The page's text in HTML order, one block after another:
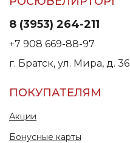
8 (3953) 264-211
+7 908 669-88-97
г. Братск, ул. Мира, д. 36
ПОКУПАТЕЛЯМ
Акции
Бонусные карты